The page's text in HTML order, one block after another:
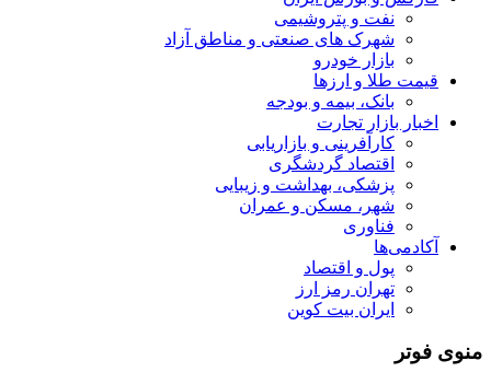
نفت و پتروشیمی
شهرک های صنعتی و مناطق آزاد
بازار خودرو
قیمت طلا و ارزها
بانک، بیمه و بودجه
اخبار بازار تجارت
کارآفرینی و بازاریابی
اقتصاد گردشگری
پزشکی، بهداشت و زیبایی
شهر، مسکن و عمران
فناوری
آکادمی‌ها
پول و اقتصاد
تهران رمز ارز
ایران بیت کوین
منوی فوتر